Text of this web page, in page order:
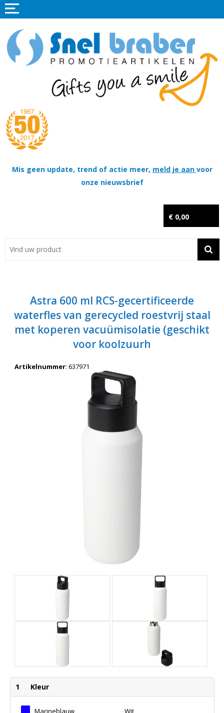
Mis geen update, trend of actie meer, meld je aan voor
onze nieuwsbrief
€ 0,00
Home
Promotieartikelen
Tassen
Thema's
Contact
Wil je snel een advies? Bel nu 053-7920045 of 06-55731304
Astra 600 ml RCS-gecertificeerde
waterfles van gerecycled roestvrij staal
met koperen vacuümisolatie (geschikt
voor koolzuurh
Artikelnummer: 637971
1 Kleur
Marineblauw
Wit